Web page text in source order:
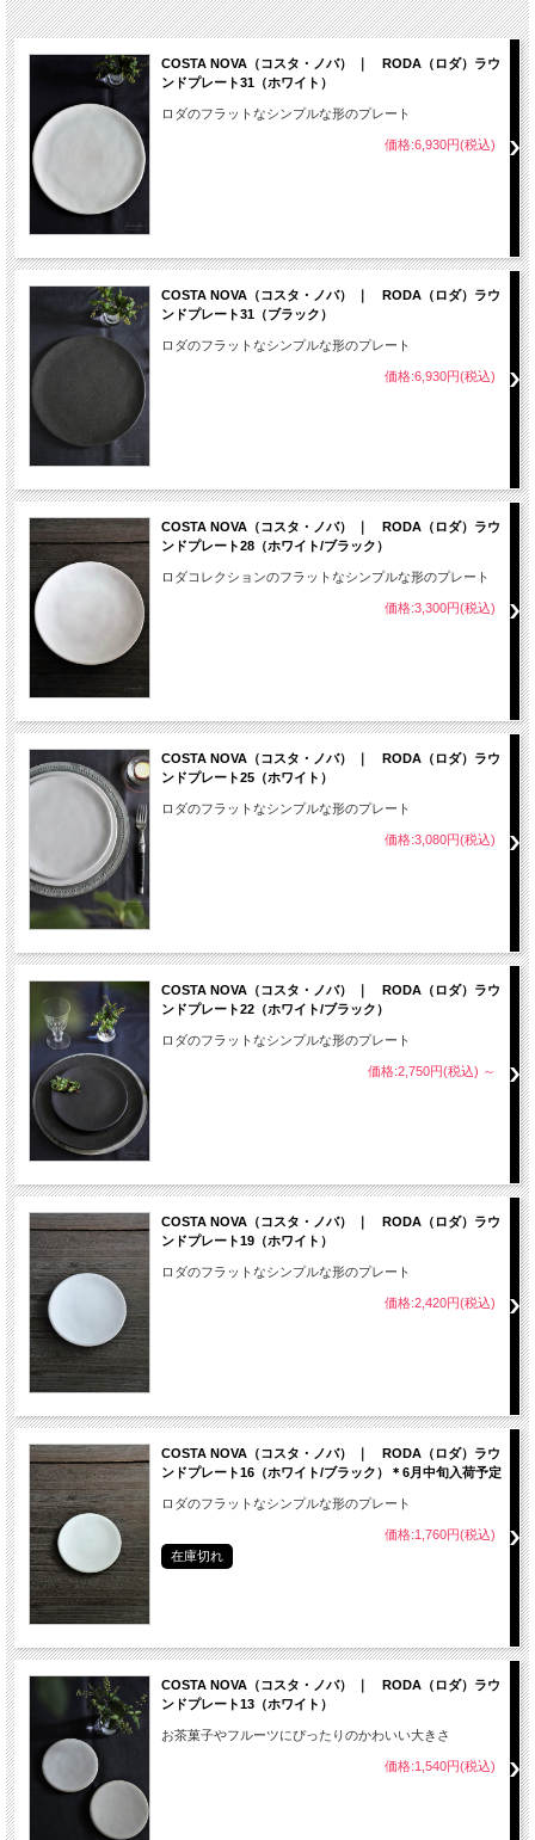
COSTA NOVA（コスタ・ノバ） ｜ RODA（ロダ）ラウ
ンドプレート31（ホワイト）
ロダのフラットなシンプルな形のプレート
価格:6,930円(税込)
COSTA NOVA（コスタ・ノバ） ｜ RODA（ロダ）ラウ
ンドプレート31（ブラック）
ロダのフラットなシンプルな形のプレート
価格:6,930円(税込)
COSTA NOVA（コスタ・ノバ） ｜ RODA（ロダ）ラウ
ンドプレート28（ホワイト/ブラック）
ロダコレクションのフラットなシンプルな形のプレート
価格:3,300円(税込)
COSTA NOVA（コスタ・ノバ） ｜ RODA（ロダ）ラウ
ンドプレート25（ホワイト）
ロダのフラットなシンプルな形のプレート
価格:3,080円(税込)
COSTA NOVA（コスタ・ノバ） ｜ RODA（ロダ）ラウ
ンドプレート22（ホワイト/ブラック）
ロダのフラットなシンプルな形のプレート
価格:2,750円(税込) ～
COSTA NOVA（コスタ・ノバ） ｜ RODA（ロダ）ラウ
ンドプレート19（ホワイト）
ロダのフラットなシンプルな形のプレート
価格:2,420円(税込)
COSTA NOVA（コスタ・ノバ） ｜ RODA（ロダ）ラウ
ンドプレート16（ホワイト/ブラック）＊6月中旬入荷予定
ロダのフラットなシンプルな形のプレート
価格:1,760円(税込)
在庫切れ
COSTA NOVA（コスタ・ノバ） ｜ RODA（ロダ）ラウ
ンドプレート13（ホワイト）
お茶菓子やフルーツにぴったりのかわいい大きさ
価格:1,540円(税込)